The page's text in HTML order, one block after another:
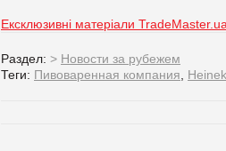
Ексклюзивні матеріали TradeMaster.ua
Раздел: > Новости за рубежем
Теги: Пивоваренная компания